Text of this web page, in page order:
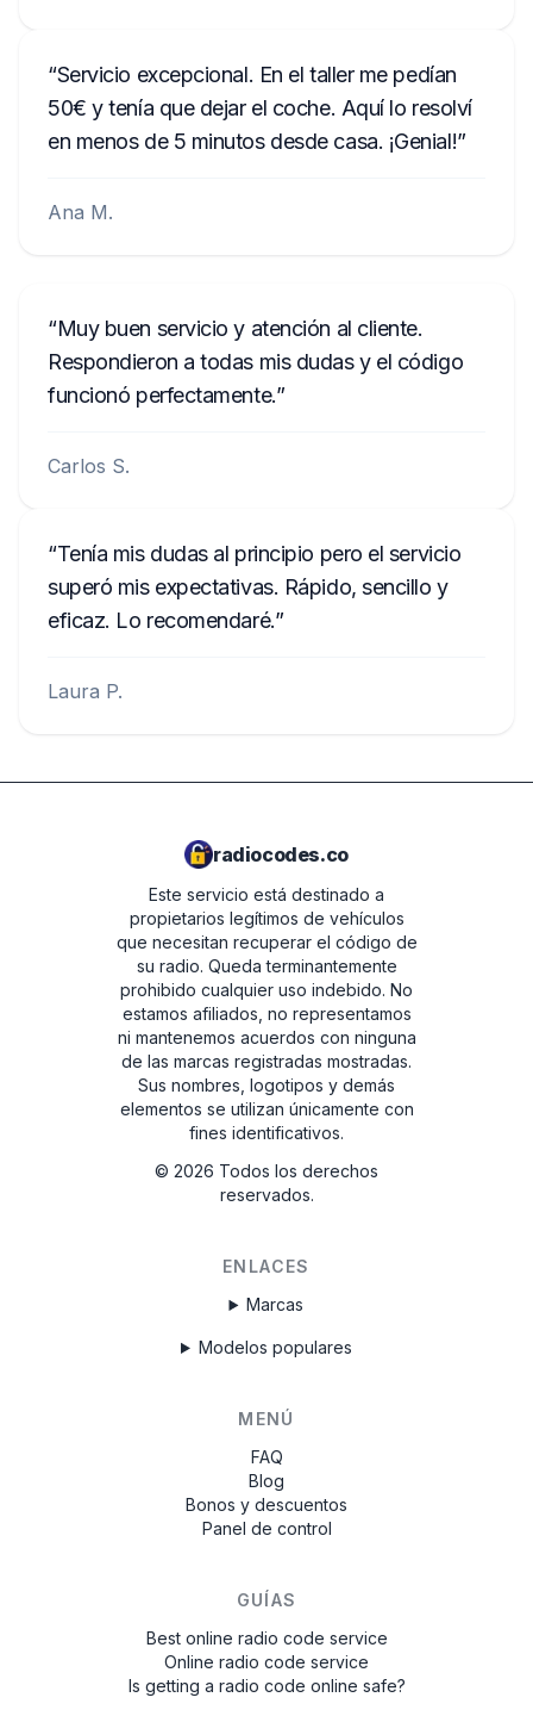
Servicio excepcional. En el taller me pedían
50€ y tenía que dejar el coche. Aquí lo resolví
en menos de 5 minutos desde casa. ¡Genial!
Ana M.
Muy buen servicio y atención al cliente.
Respondieron a todas mis dudas y el código
funcionó perfectamente.
Carlos S.
Tenía mis dudas al principio pero el servicio
superó mis expectativas. Rápido, sencillo y
eficaz. Lo recomendaré.
Laura P.
radiocodes.co
Este servicio está destinado a
propietarios legítimos de vehículos
que necesitan recuperar el código de
su radio. Queda terminantemente
prohibido cualquier uso indebido. No
estamos afiliados, no representamos
ni mantenemos acuerdos con ninguna
de las marcas registradas mostradas.
Sus nombres, logotipos y demás
elementos se utilizan únicamente con
fines identificativos.
© 2026 Todos los derechos
reservados.
ENLACES
Marcas
Modelos populares
MENÚ
FAQ
Blog
Bonos y descuentos
Panel de control
GUÍAS
Best online radio code service
Online radio code service
Is getting a radio code online safe?